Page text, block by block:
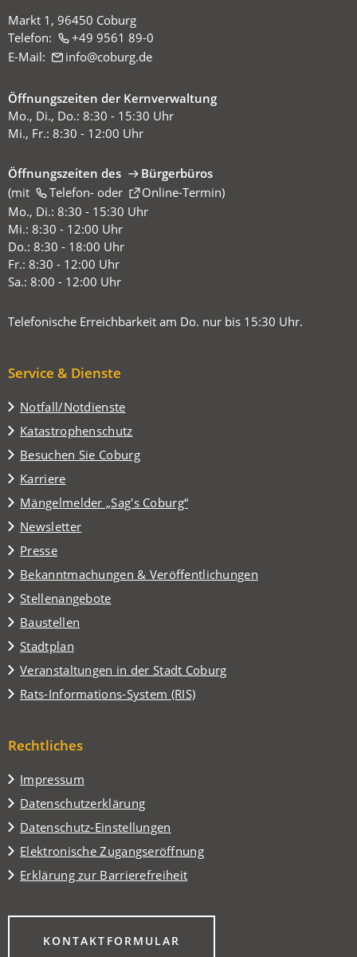
Markt 1, 96450 Coburg
Telefon:
+49 9561 89-0
E-Mail:
info coburg de
Öffnungszeiten der Kernverwaltung
Mo., Di., Do.: 8:30 - 15:30 Uhr
Mi., Fr.: 8:30 - 12:00 Uhr
Öffnungszeiten des
Bürgerbüros
(mit
Telefon-oder Online-Termin
(Öffnet
in
einem
neuen
Tab)
)
Mo., Di.: 8:30 - 15:30 Uhr
Mi.: 8:30 - 12:00 Uhr
Do.: 8:30 - 18:00 Uhr
Fr.: 8:30 - 12:00 Uhr
Sa.: 8:00 - 12:00 Uhr
Telefonische Erreichbarkeit am Do. nur bis 15:30 Uhr.
Service & Dienste
Notfall/Notdienste
Katastrophenschutz
Besuchen Sie Coburg
(Öffnet
in
einem
neuen
Tab)
Karriere
Mängelmelder „Sag's Coburg“
(Öffnet
in
einem
neuen
Tab)
Newsletter
Presse
Bekanntmachungen & Veröffentlichungen
Stellenangebote
Baustellen
Stadtplan
(Öffnet
in
einem
neuen
Veranstaltungen in der Stadt Coburg
(Öffnet
in
einem
Tab)
Rats-Informations-System (RIS)
(Öffnet
neuen
Rechtliches
Impressum
Datenschutzerklärung
Datenschutz-Einstellungen
Elektronische Zugangseröffnung
Erklärung zur Barrierefreiheit
KONTAKTFORMULAR
(ÖFFNET